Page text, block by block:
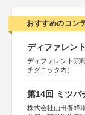
おすすめのコン
ディファレン
ディファレント京
チグニッタ内）
第14回 ミツバ
株式会社山田養蜂